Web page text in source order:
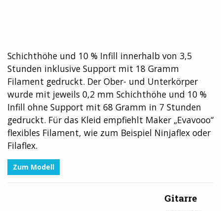
Schichthöhe und 10 % Infill innerhalb von 3,5
Stunden inklusive Support mit 18 Gramm
Filament gedruckt. Der Ober- und Unterkörper
wurde mit jeweils 0,2 mm Schichthöhe und 10 %
Infill ohne Support mit 68 Gramm in 7 Stunden
gedruckt. Für das Kleid empfiehlt Maker „Evavooo“
flexibles Filament, wie zum Beispiel Ninjaflex oder
Filaflex.
Zum Modell
Gitarre